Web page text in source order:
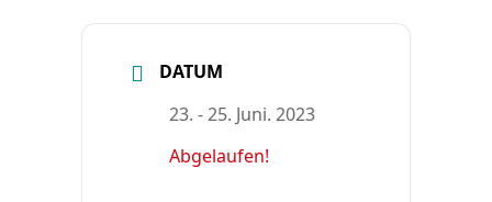
DATUM
23. - 25. Juni. 2023
Abgelaufen!